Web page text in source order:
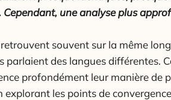
Cependant, une analyse plus
souvent sur la même
parlaient des langues différentes.
profondément leur manière de
les points de